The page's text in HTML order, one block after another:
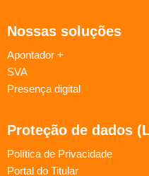
Nossas soluções
Apontador +
SVA
Presença digital
Proteção de dados
Política de Privacidade
Portal do Titular